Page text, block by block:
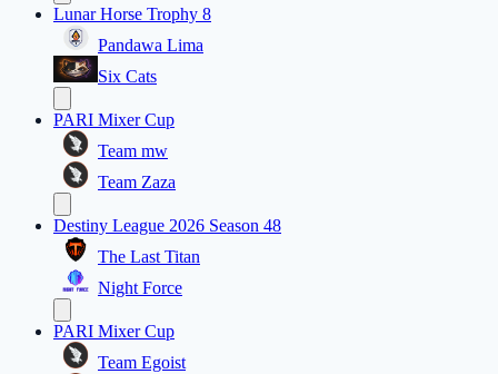
Lunar Horse Trophy 8
Pandawa Lima
Six Cats
PARI Mixer Cup
Team mw
Team Zaza
Destiny League 2026 Season 48
The Last Titan
Night Force
PARI Mixer Cup
Team Egoist